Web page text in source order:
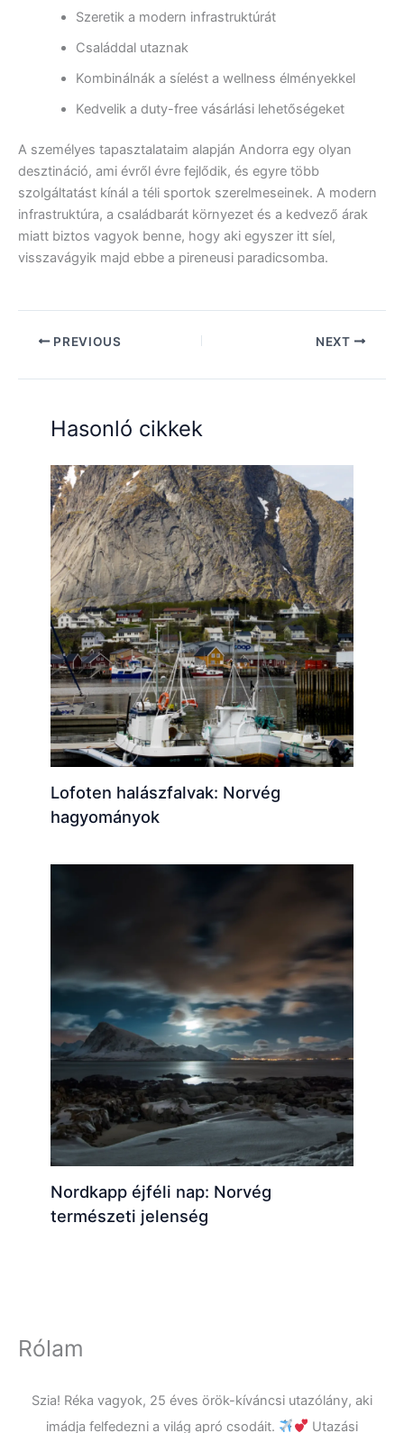
Szeretik a modern infrastruktúrát
Családdal utaznak
Kombinálnák a síelést a wellness élményekkel
Kedvelik a duty-free vásárlási lehetőségeket
A személyes tapasztalataim alapján Andorra egy olyan
desztináció, ami évről évre fejlődik, és egyre több
szolgáltatást kínál a téli sportok szerelmeseinek. A modern
infrastruktúra, a családbarát környezet és a kedvező árak
miatt biztos vagyok benne, hogy aki egyszer itt síel,
visszavágyik majd ebbe a pireneusi paradicsomba.
PREVIOUS NEXT
Hasonló cikkek
Lofoten halászfalvak: Norvég
hagyományok
Nordkapp éjféli nap: Norvég
természeti jelenség
Rólam
Szia! Réka vagyok, 25 éves örök-kíváncsi utazólány, aki
imádja felfedezni a világ apró csodáit.
Utazási